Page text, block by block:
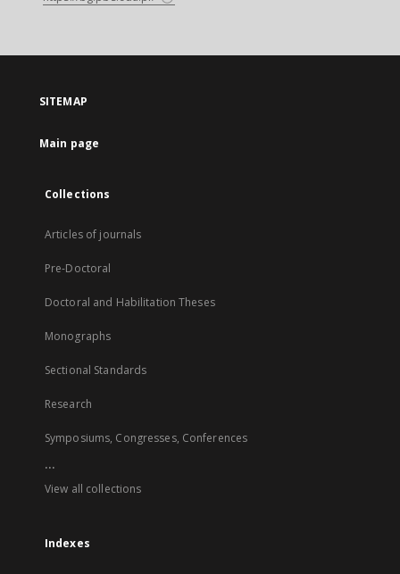
SITEMAP
Main page
Collections
Articles of journals
Pre-Doctoral
Doctoral and Habilitation Theses
Monographs
Sectional Standards
Research
Symposiums, Congresses, Conferences
...
View all collections
Indexes